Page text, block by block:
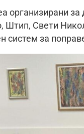
организирани
Штип, Свети
систем за